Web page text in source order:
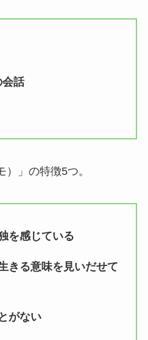
話
」の特徴5つ。
を感じている
きる意味を見いだせて
がない